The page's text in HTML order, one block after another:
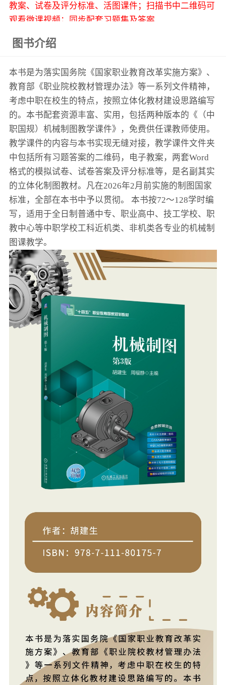
教案、试卷及评分标准、活图课件；扫描书中二维码可
观看微课视频；同步配套习题集及答案
图书介绍
本书是为落实国务院《国家职业教育改革实施方案》、
教育部《职业院校教材管理办法》等一系列文件精神，
考虑中职在校生的特点，按照立体化教材建设思路编写
的。本书配套资源丰富、实用，包括两种版本的《（中
职国规）机械制图教学课件》，免费供任课教师使用。
教学课件的内容与本书实现无缝对接，教学课件文件夹
中包括所有习题答案的二维码，电子教案，两套Word
格式的模拟试卷、试卷答案及评分标准等，是名副其实
的立体化制图教材。凡在2026年2月前实施的制图国家
标准，全部在本书中予以贯彻。 本书按72～128学时编
写，适用于全日制普通中专、职业高中、技工学校、职
教中心等中职学校工科近机类、非机类各专业的机械制
图课教学。